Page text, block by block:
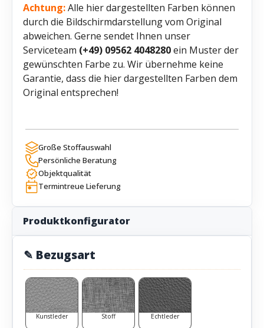
Achtung:Alle hier dargestellten Farben können
durch die Bildschirmdarstellung vom Original
abweichen. Gerne sendet Ihnen unser
Serviceteam (+49) 09562 4048280ein Muster der
gewünschten Farbe zu. Wir übernehme keine
Garantie, dass die hier dargestellten Farben dem
Original entsprechen!
Große Stoffauswahl
Persönliche Beratung
Objektqualität
Termintreue Lieferung
Produktkonfigurator
✎ Bezugsart
Kunstleder Stoff Echtleder